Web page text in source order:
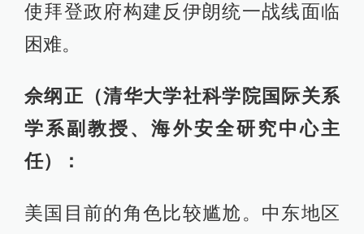
使拜登政府构建反伊朗统一战线面临
困难。
佘纲正（清华大学社科学院国际关系
学系副教授、海外安全研究中心主
任）：
美国目前的角色比较尴尬。中东地区